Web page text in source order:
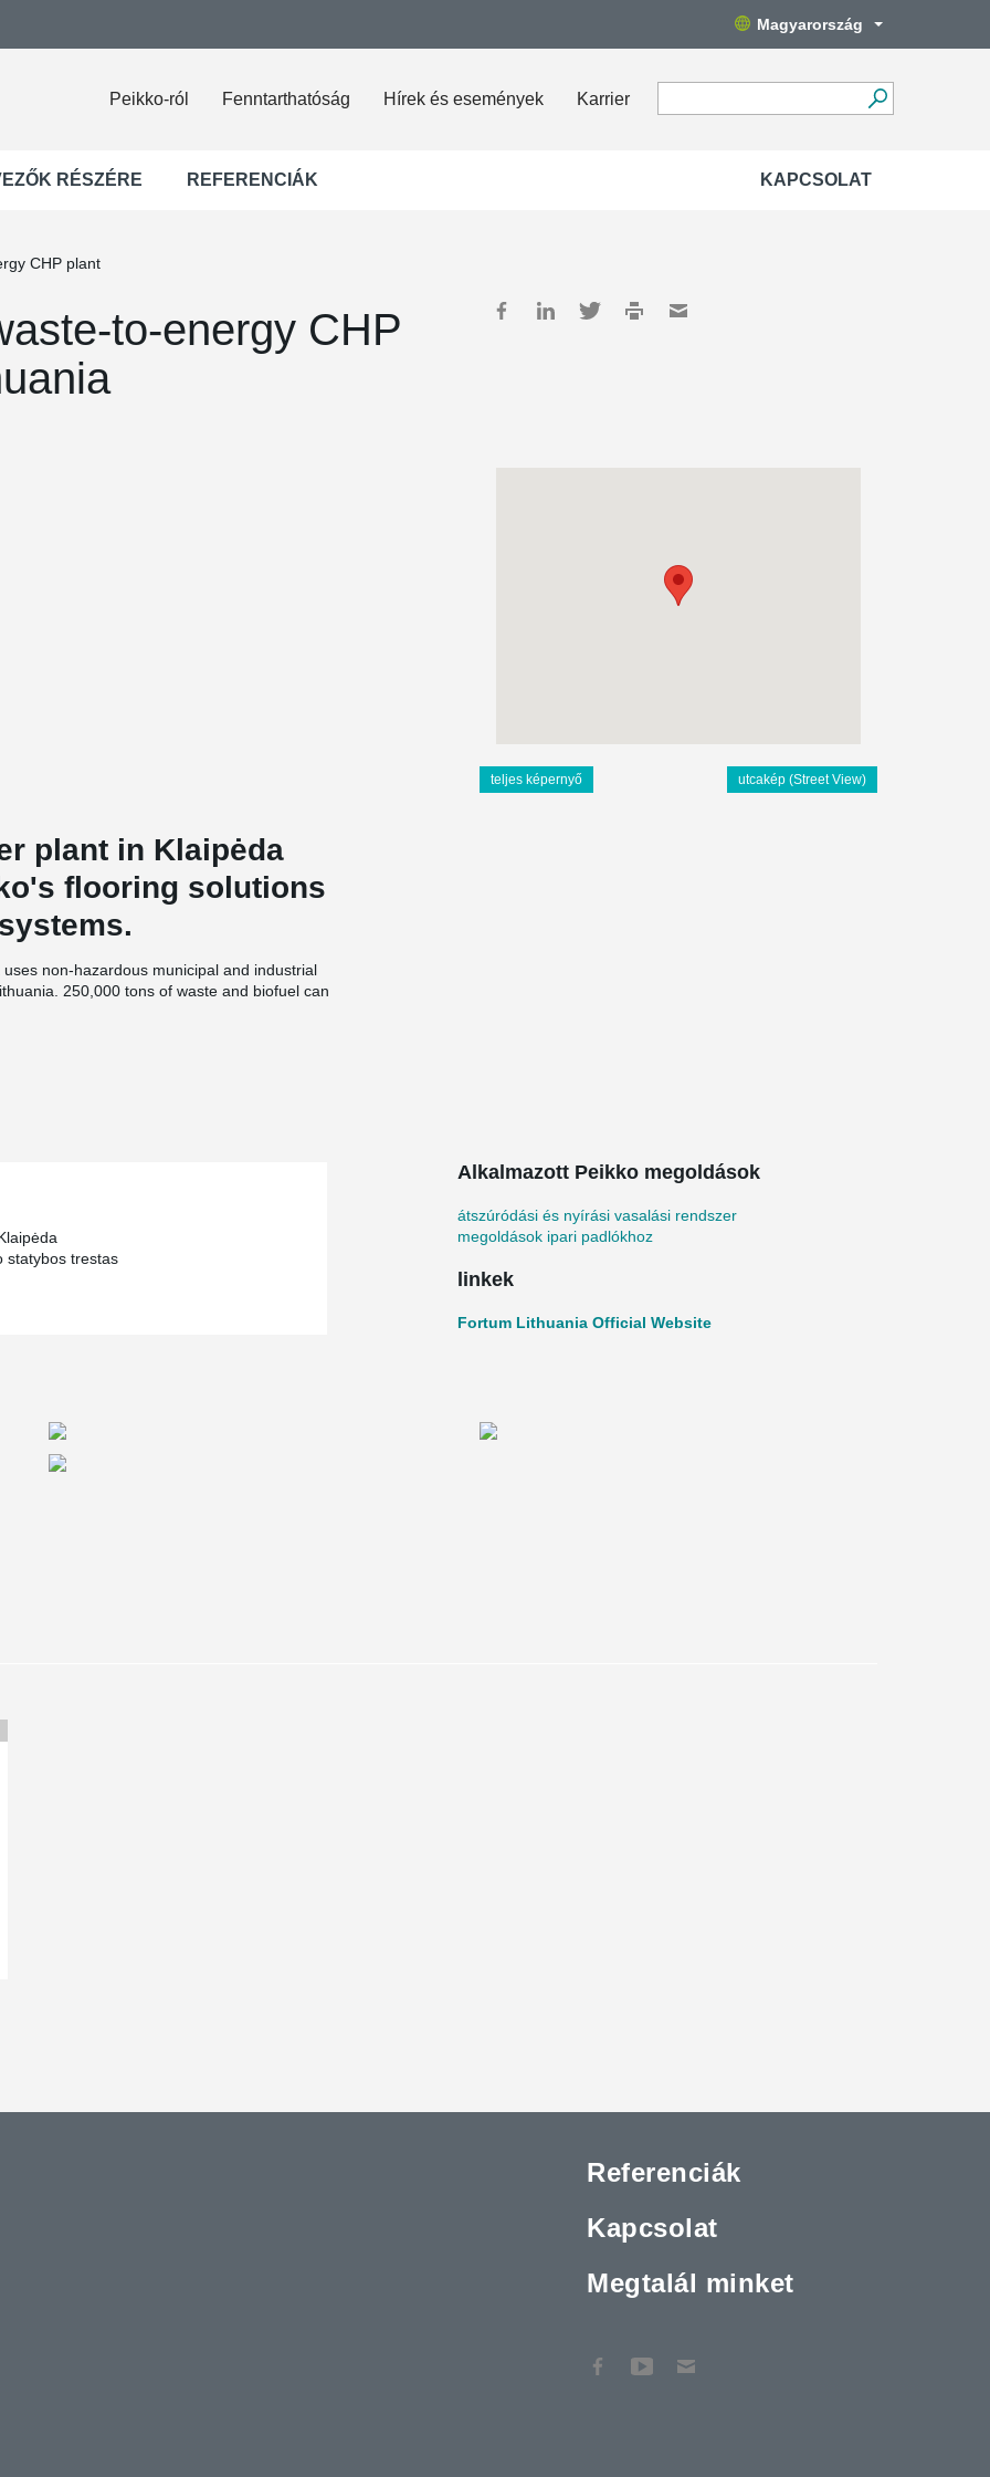
Magyarország
Peikko-ról Fenntarthatóság Hírek és események Karrier
RÉSZÉRE REFERENCIÁK KAPCSOLAT
CHP plant
to-energy CHP
teljes képernyő utcakép (Street View)
plant in Klaipėda
flooring solutions
non-hazardous municipal and industrial
250,000 tons of waste and biofuel can
period from a flue gas condenser.
management chain. Fortum Klaipeda plant
the maximum efficiency of fuel
statybos trestas
Alkalmazott Peikko megoldások
átszúródási és nyírási vasalási rendszer
megoldások ipari padlókhoz
linkek
Fortum Lithuania Official Website
Referenciák
Kapcsolat
Megtalál minket